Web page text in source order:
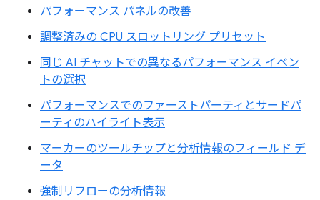
パフォーマンス パネルの改善
調整済みの CPU スロットリング プリセット
同じ AI チャットでの異なるパフォーマンス イベン
トの選択
パフォーマンスでのファーストパーティとサードパ
ーティのハイライト表示
マーカーのツールチップと分析情報のフィールド デ
ータ
強制リフローの分析情報